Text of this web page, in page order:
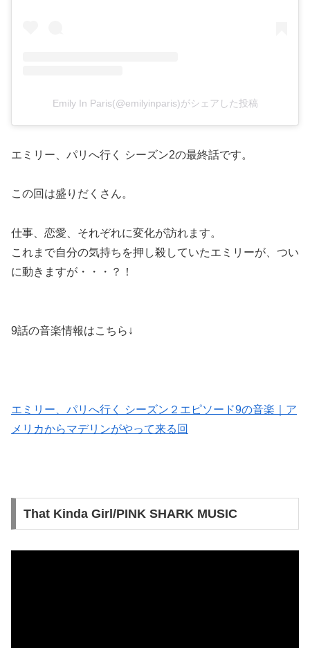
Emily In Paris(@emilyinparis)がシェアした投稿
エミリー、パリへ行く シーズン2の最終話です。
この回は盛りだくさん。
仕事、恋愛、それぞれに変化が訪れます。
これまで自分の気持ちを押し殺していたエミリーが、つい
に動きますが・・・？！
9話の音楽情報はこちら↓
エミリー、パリへ行く シーズン２エピソード9の音楽｜ア
メリカからマデリンがやって来る回
That Kinda Girl/PINK SHARK MUSIC